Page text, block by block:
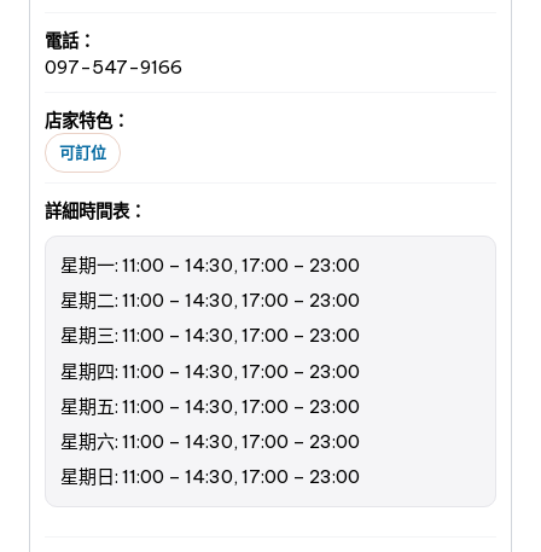
電話：
097-547-9166
店家特色：
可訂位
詳細時間表：
星期一: 11:00 – 14:30, 17:00 – 23:00
星期二: 11:00 – 14:30, 17:00 – 23:00
星期三: 11:00 – 14:30, 17:00 – 23:00
星期四: 11:00 – 14:30, 17:00 – 23:00
星期五: 11:00 – 14:30, 17:00 – 23:00
星期六: 11:00 – 14:30, 17:00 – 23:00
星期日: 11:00 – 14:30, 17:00 – 23:00